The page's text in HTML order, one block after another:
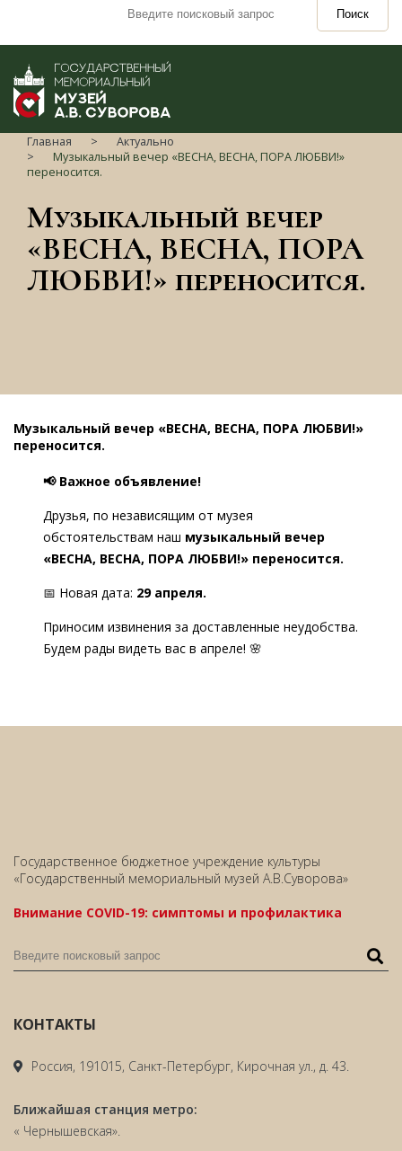
Поиск
Главная
Актуально
Музыкальный вечер «ВЕСНА, ВЕСНА, ПОРА ЛЮБВИ!»
переносится.
Музыкальный вечер
«ВЕСНА, ВЕСНА, ПОРА
ЛЮБВИ!» переносится.
Музыкальный вечер «ВЕСНА, ВЕСНА, ПОРА ЛЮБВИ!»
переносится.
📢 Важное объявление!
Друзья, по независящим от музея
обстоятельствам наш музыкальный вечер
«ВЕСНА, ВЕСНА, ПОРА ЛЮБВИ!» переносится.
📅 Новая дата: 29 апреля.
Приносим извинения за доставленные неудобства.
Будем рады видеть вас в апреле! 🌸
Государственное бюджетное учреждение культуры
«Государственный мемориальный музей А.В.Суворова»
Внимание COVID-19: симптомы и профилактика
КОНТАКТЫ
Россия, 191015, Санкт-Петербург, Кирочная ул., д. 43.
Ближайшая станция метро:
« Чернышевская».